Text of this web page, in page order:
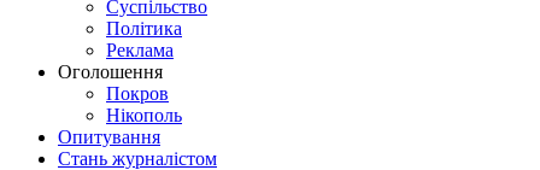
Суспільство
Політика
Реклама
Оголошення
Покров
Нікополь
Опитування
Стань журналістом